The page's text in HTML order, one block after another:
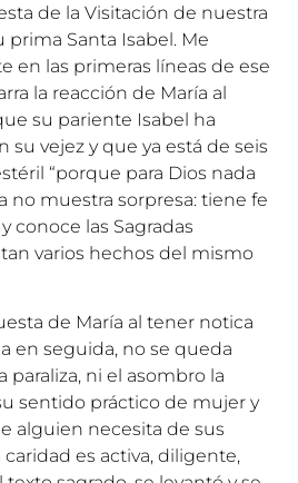
de la Visitación de nuestra
prima Santa Isabel. Me
en las primeras líneas de ese
la reacción de María al
su pariente Isabel ha
vejez y que ya está de seis
“porque para Dios nada
no muestra sorpresa: tiene fe
conoce las Sagradas
varios hechos del mismo
de María al tener notica
en seguida, no se queda
paraliza, ni el asombro la
sentido práctico de mujer y
alguien necesita de sus
es activa, diligente,